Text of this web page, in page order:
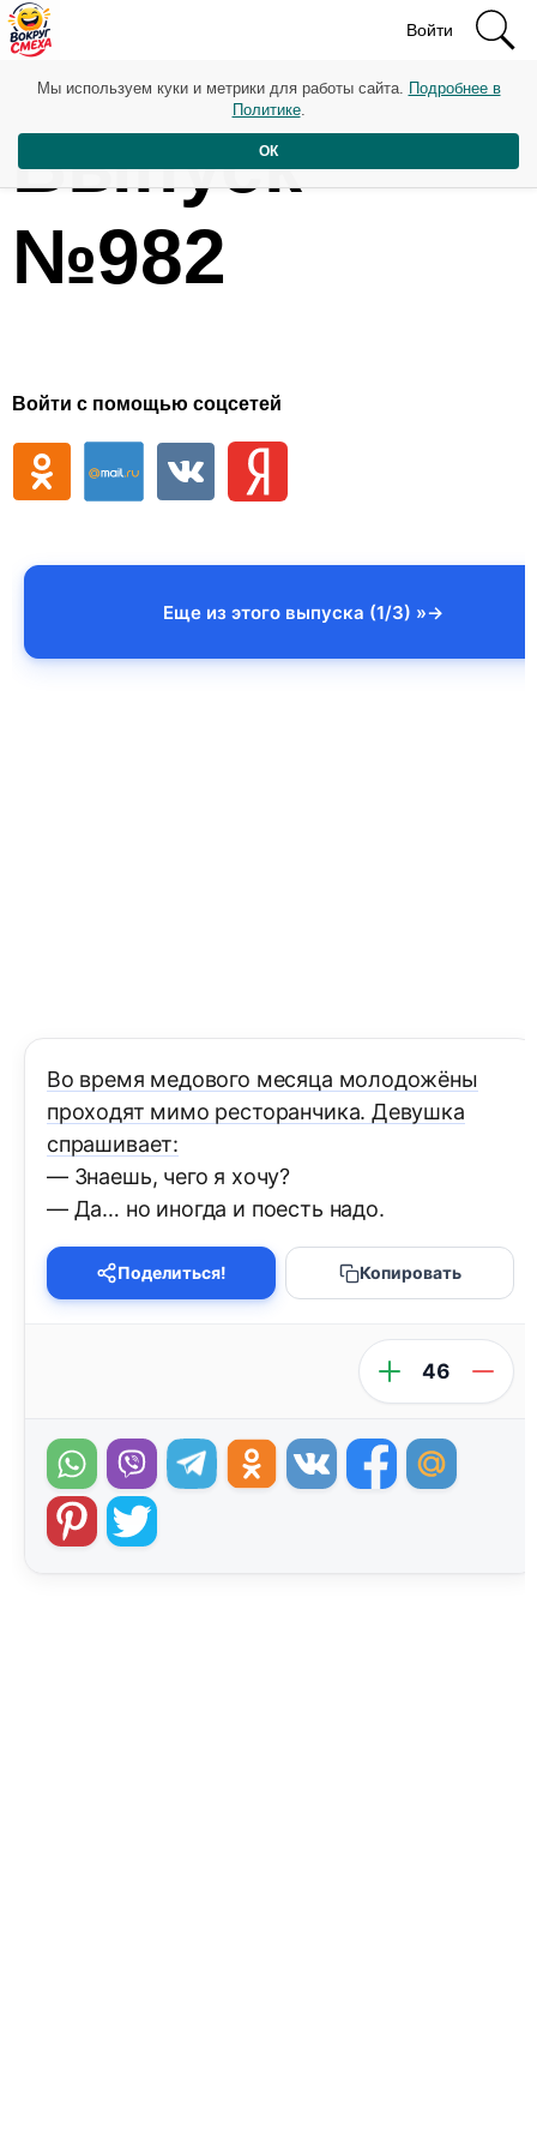
Войти
Выпуск
№982
Войти с помощью соцсетей
Еще из этого выпуска (1/3) »
Во время медового месяца молодожёны
проходят мимо ресторанчика. Девушка
спрашивает:
— Знаешь, чего я хочу?
— Да… но иногда и поесть надо.
Поделиться! Копировать
46
Мы используем куки и метрики для работы сайта. Подробнее в
Политике.
ОК